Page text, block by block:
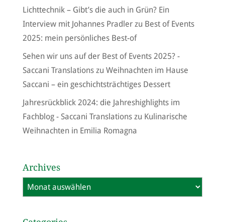
Lichttechnik – Gibt’s die auch in Grün? Ein
Interview mit Johannes Pradlerzu Best of Events
2025: mein persönliches Best-of
Sehen wir uns auf der Best of Events 2025? -
Saccani Translationszu Weihnachten im Hause
Saccani – ein geschichtsträchtiges Dessert
Jahresrückblick 2024: die Jahreshighlights im
Fachblog - Saccani Translationszu Kulinarische
Weihnachten in Emilia Romagna
Archives
Archives